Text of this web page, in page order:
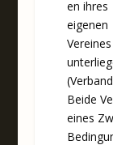
en ihres
eigenen
Vereines
Beide
eines